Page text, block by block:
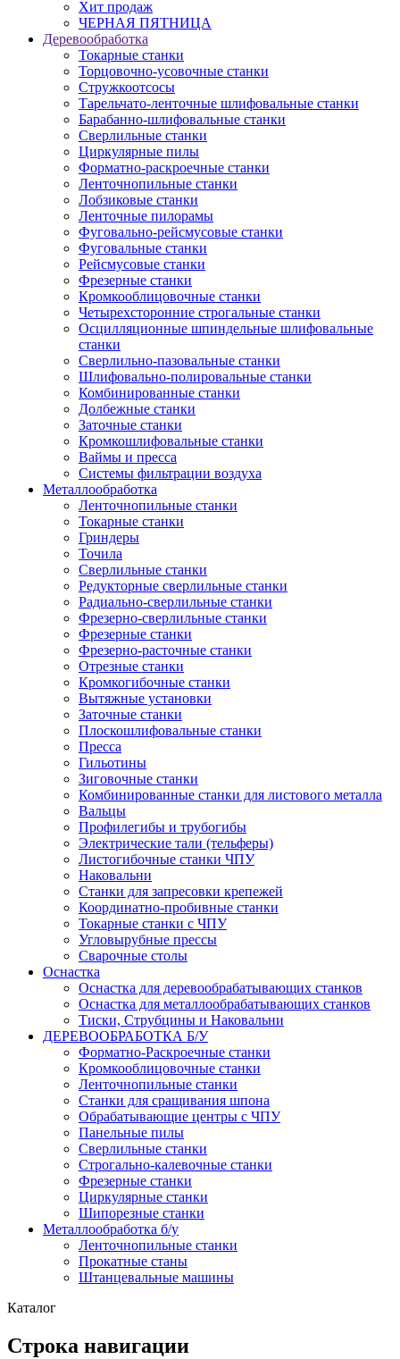
Хит продаж
ЧЕРНАЯ ПЯТНИЦА
Деревообработка
Токарные станки
Торцовочно-усовочные станки
Стружкоотсосы
Тарельчато-ленточные шлифовальные станки
Барабанно-шлифовальные станки
Сверлильные станки
Циркулярные пилы
Форматно-раскроечные станки
Ленточнопильные станки
Лобзиковые станки
Ленточные пилорамы
Фуговально-рейсмусовые станки
Фуговальные станки
Рейсмусовые станки
Фрезерные станки
Кромкооблицовочные станки
Четырехсторонние строгальные станки
Осцилляционные шпиндельные шлифовальные
станки
Сверлильно-пазовальные станки
Шлифовально-полировальные станки
Комбинированные станки
Долбежные станки
Заточные станки
Кромкошлифовальные станки
Ваймы и пресса
Системы фильтрации воздуха
Металлообработка
Ленточнопильные станки
Токарные станки
Гриндеры
Точила
Сверлильные станки
Редукторные сверлильные станки
Радиально-сверлильные станки
Фрезерно-сверлильные станки
Фрезерные станки
Фрезерно-расточные станки
Отрезные станки
Кромкогибочные станки
Вытяжные установки
Заточные станки
Плоскошлифовальные станки
Пресса
Гильотины
Зиговочные станки
Комбинированные станки для листового металла
Вальцы
Профилегибы и трубогибы
Электрические тали (тельферы)
Листогибочные станки ЧПУ
Наковальни
Станки для запресовки крепежей
Координатно-пробивные станки
Токарные станки с ЧПУ
Угловырубные прессы
Сварочные столы
Оснастка
Оснастка для деревообрабатывающих станков
Оснастка для металлообрабатывающих станков
Тиски, Струбцины и Наковальни
ДЕРЕВООБРАБОТКА Б/У
Форматно-Раскроечные станки
Кромкооблицовочные станки
Ленточнопильные станки
Станки для сращивания шпона
Обрабатывающие центры с ЧПУ
Панельные пилы
Сверлильные станки
Строгально-калевочные станки
Фрезерные станки
Циркулярные станки
Шипорезные станки
Металлообработка б/у
Ленточнопильные станки
Прокатные станы
Штанцевальные машины
Каталог
Строка навигации